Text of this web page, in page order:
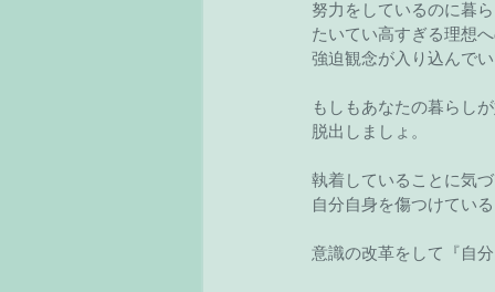
努力をしているのに暮
たいてい高すぎる理想へ
強迫観念が入り込んでい
もしもあなたの暮らし
脱出しましょ。
執着していることに気づ
自分自身を傷つけてい
意識の改革をして『自